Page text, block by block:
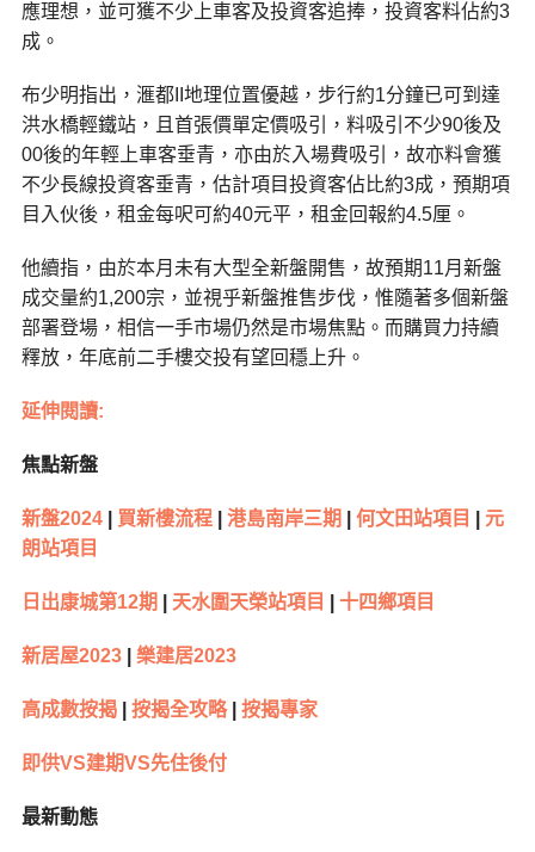
應理想，並可獲不少上車客及投資客追捧，投資客料佔約3
成。
布少明指出，滙都II地理位置優越，步行約1分鐘已可到達
洪水橋輕鐵站，且首張價單定價吸引，料吸引不少90後及
00後的年輕上車客垂青，亦由於入場費吸引，故亦料會獲
不少長線投資客垂青，估計項目投資客佔比約3成，預期項
目入伙後，租金每呎可約40元平，租金回報約4.5厘。
他續指，由於本月未有大型全新盤開售，故預期11月新盤
成交量約1,200宗，並視乎新盤推售步伐，惟隨著多個新盤
部署登場，相信一手市場仍然是市場焦點。而購買力持續
釋放，年底前二手樓交投有望回穩上升。
延伸閱讀:
焦點新盤
新盤2024| 買新樓流程| 港島南岸三期 何文田站項目
元
朗站項目
日出康城第12期 天水圍天榮站項目 十四鄉項目
新居屋2023| 樂建居2023
高成數按揭| 按揭全攻略| 按揭專家
即供VS建期VS先住後付
最新動態